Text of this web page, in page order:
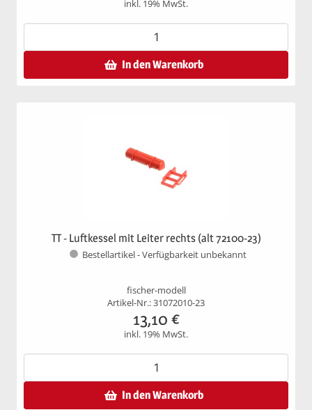
inkl. 19% MwSt.
In den Warenkorb
TT - Luftkessel mit Leiter rechts (alt 72100-23)
Bestellartikel - Verfügbarkeit unbekannt
fischer-modell
Artikel-Nr.: 31072010-23
13,10 €
inkl. 19% MwSt.
In den Warenkorb